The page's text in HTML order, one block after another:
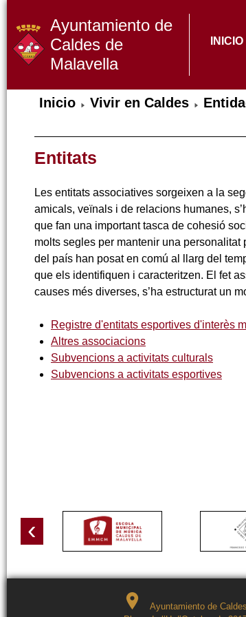
Ayuntamiento de
Caldes de
Malavella
INICIO
Inicio Vivir en Caldes
Entitats
Les entitats associatives sorgeixen a la
amicals, veïnals i de relacions humanes,
que fan una important tasca de cohesió
molts segles per mantenir una
del país han posat en comú al llarg del
que els identifiquen i caracteritzen. El fet
causes més diverses, s’ha estructurat un
Registre d'entitats esportives d'interès
Altres associacions
Subvencions a activitats culturals
Subvencions a activitats esportives
‹
Ayuntamiento de